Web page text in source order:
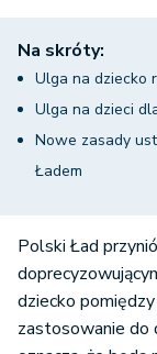
Na skróty:
Ulga na dziecko
Ulga na dzieci
Nowe zasady
Ładem
Polski Ład
dziecko
zastosowanie do